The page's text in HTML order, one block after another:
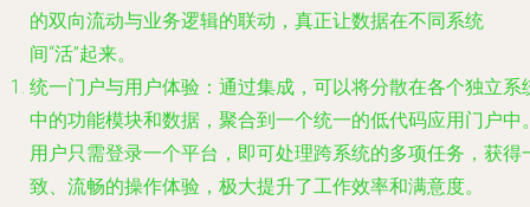
的双向流动与业务逻辑的联动，真正让数据在不同系统
间“活”起来。
统一门户与用户体验 ：通过集成，可以将分散在各个独立系
中的功能模块和数据，聚合到一个统一的低代码应用门户中
用户只需登录一个平台，即可处理跨系统的多项任务，获得
致、流畅的操作体验，极大提升了工作效率和满意度。